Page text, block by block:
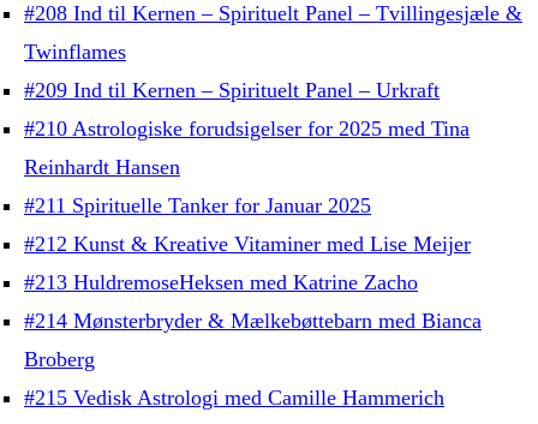
#208 Ind til Kernen – Spirituelt Panel – Tvillingesjæle &
Twinflames
#209 Ind til Kernen – Spirituelt Panel – Urkraft
#210 Astrologiske forudsigelser for 2025 med Tina
Reinhardt Hansen
#211 Spirituelle Tanker for Januar 2025
#212 Kunst & Kreative Vitaminer med Lise Meijer
#213 HuldremoseHeksen med Katrine Zacho
#214 Mønsterbryder & Mælkebøttebarn med Bianca
Broberg
#215 Vedisk Astrologi med Camille Hammerich